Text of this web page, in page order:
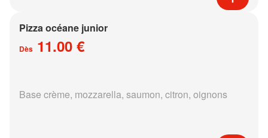
Pizza océane junior
Dès 11.00 €
Base crème, mozzarella, saumon, citron, oignons